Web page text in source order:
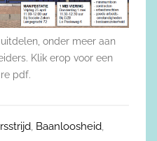
onder meer aan
Klik erop voor een
pdf.
, Baanloosheid,